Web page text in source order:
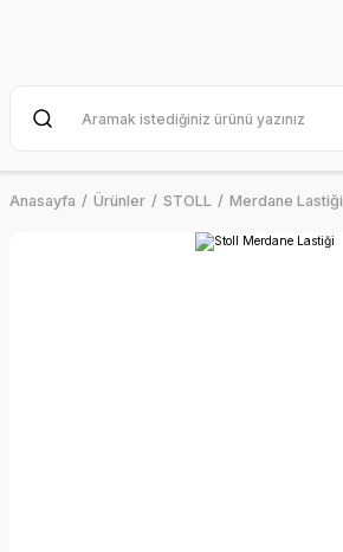
Anasayfa Ürünler STOLL Merdane Lastiği